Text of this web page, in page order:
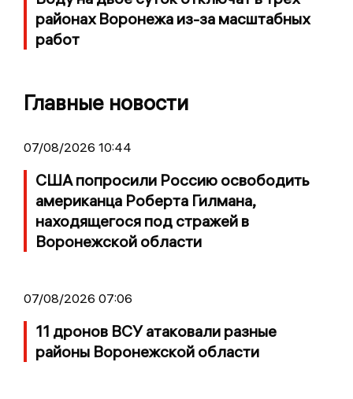
районах Воронежа из-за масштабных
работ
Главные новости
07/08/2026 10:44
США попросили Россию освободить
американца Роберта Гилмана,
находящегося под стражей в
Воронежской области
07/08/2026 07:06
11 дронов ВСУ атаковали разные
районы Воронежской области